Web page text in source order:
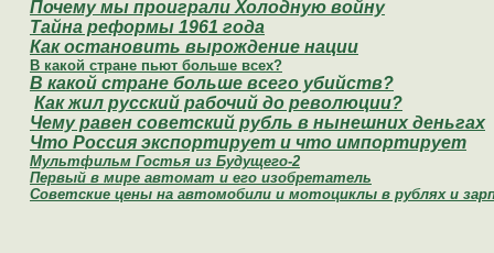
Почему мы проиграли Холодную войну
Тайна реформы 1961 года
Как остановить вырождение нации
В какой стране пьют больше всех?
В какой стране больше всего убийств?
Как жил русский рабочий до революции?
Чему равен советский рубль в нынешних деньгах
Что Россия экспортирует и что импортирует
Мультфильм Гостья из Будущего-2
Первый в мире автомат и его изобретатель
Советские цены на автомобили и мотоциклы в рублях и